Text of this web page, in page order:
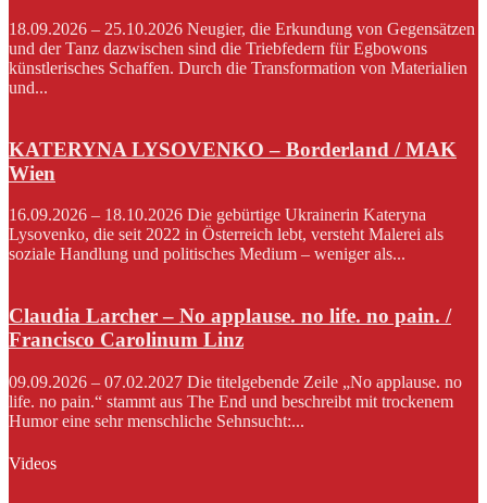
18.09.2026 – 25.10.2026 Neugier, die Erkundung von Gegensätzen
und der Tanz dazwischen sind die Triebfedern für Egbowons
künstlerisches Schaffen. Durch die Transformation von Materialien
und...
KATERYNA LYSOVENKO – Borderland / MAK
Wien
16.09.2026 – 18.10.2026 Die gebürtige Ukrainerin Kateryna
Lysovenko, die seit 2022 in Österreich lebt, versteht Malerei als
soziale Handlung und politisches Medium – weniger als...
Claudia Larcher – No applause. no life. no pain. /
Francisco Carolinum Linz
09.09.2026 – 07.02.2027 Die titelgebende Zeile „No applause. no
life. no pain.“ stammt aus The End und beschreibt mit trockenem
Humor eine sehr menschliche Sehnsucht:...
Videos